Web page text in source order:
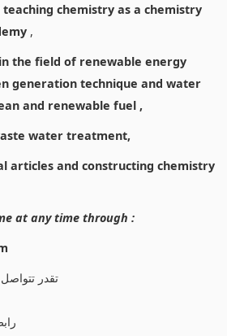
chemistry as a chemistry
,
the field of renewable energy
generation technique and water
and renewable fuel ,
water treatment,
articles and constructing chemistry
at any time through :
تقدر